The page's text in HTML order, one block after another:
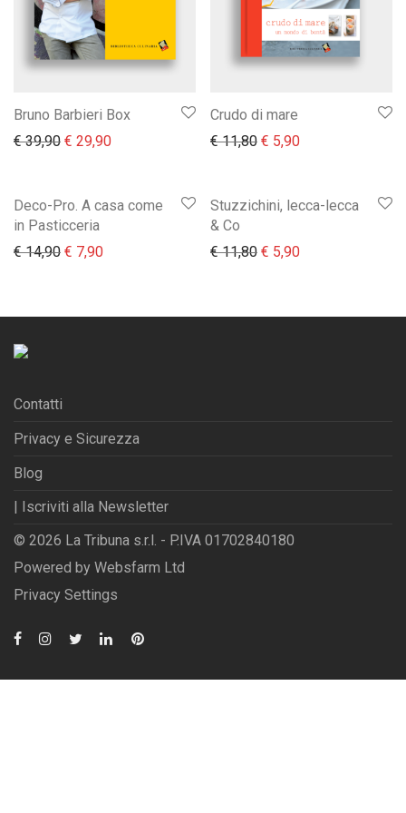
Bruno Barbieri Box
€39,90 Il prezzo originale era: € 39,90.
€ 29,90Il prezzo attuale è: € 29,90.
Crudo di mare
€11,80 Il prezzo originale era:
€ 5,90Il prezzo attuale
Deco-Pro. A casa come
in Pasticceria
€14,90 Il prezzo originale era: € 14,90.
€ 7,90Il prezzo attuale è: € 7,90.
Stuzzichini, lecca-lecca
& Co
€11,80 Il prezzo originale era:
€ 5,90Il prezzo attuale
Contatti
Privacy e Sicurezza
Blog
| Iscriviti alla Newsletter
© 2026 La Tribuna s.r.l. - P.IVA 01702840180
Powered by Websfarm Ltd
Privacy Settings